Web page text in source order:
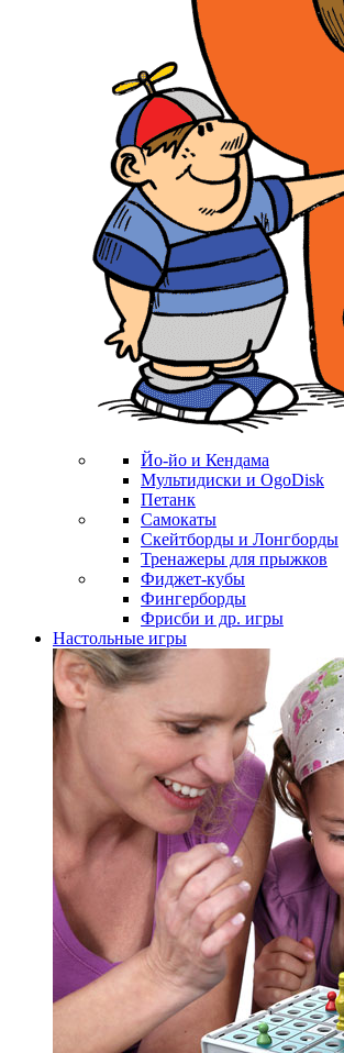
Йо-йо и Кендама
Мультидиски и OgoDisk
Петанк
Самокаты
Скейтборды и Лонгборды
Тренажеры для прыжков
Фиджет-кубы
Фингерборды
Фрисби и др. игры
Настольные игры